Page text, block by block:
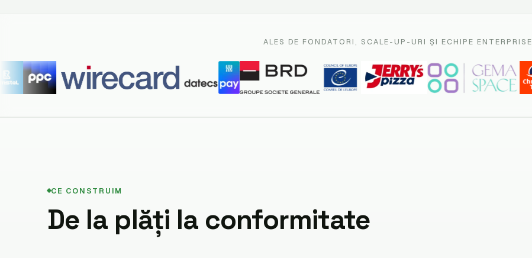
ALES DE FONDATORI, SCALE-UP-URI ȘI ECHIPE ENTERPRISE
CE CONSTRUIM
De la plăți la conformitate